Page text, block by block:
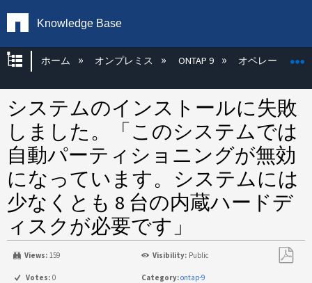
Knowledge Base
グローバル階層を展開/折りたたむ
ホーム オンプレミス ONTAP 9 オペレーティン
システムのインストールに失敗
しました。「このシステムでは
自動パーティショニングが無効
になっています。システムには
少なくとも 8 台の内蔵ハードデ
ィスクが必要です」
Views: 159 Visibility: Public
Votes: 0 Category:ontap-9